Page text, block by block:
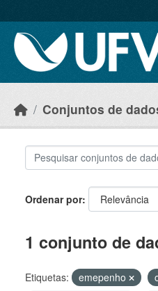
Conjuntos de
Ordenar por
1 conjunto de
Etiquetas: emepenho